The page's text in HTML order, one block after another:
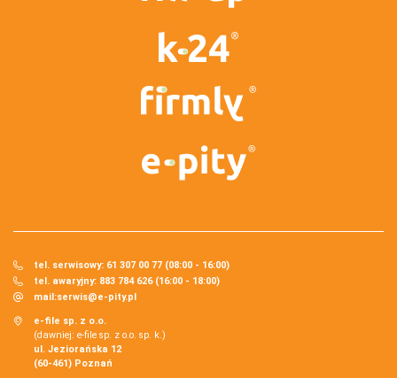
tel. serwisowy: 61 307 00 77 (08:00 - 16:00)
tel. awaryjny: 883 784 626 (16:00 - 18:00)
mail:serwis@e-pity.pl
e-file sp. z o.o.
(dawniej: e-file sp. z o.o. sp. k.)
ul. Jeziorańska 12
(60-461) Poznań